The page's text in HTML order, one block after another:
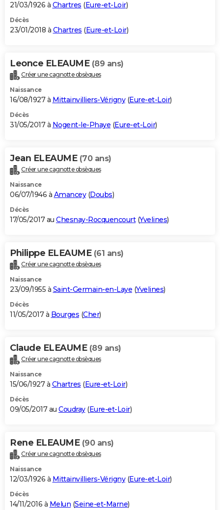
21/03/1926 à Chartres (Eure-et-Loir)
Décès
23/01/2018 à Chartres (Eure-et-Loir)
Leonce ELEAUME (89 ans)
Créer une cagnotte obsèques
Naissance
16/08/1927 à Mittainvilliers-Vérigny(Eure-et-Loir)
Décès
31/05/2017 à Nogent-le-Phaye (Eure-et-Loir)
Jean ELEAUME (70 ans)
Créer une cagnotte obsèques
Naissance
06/07/1946 à Amancey(Doubs)
Décès
17/05/2017 au Chesnay-Rocquencourt(Yvelines)
Philippe ELEAUME (61 ans)
Créer une cagnotte obsèques
Naissance
23/09/1955 à Saint-Germain-en-Laye (Yvelines)
Décès
11/05/2017 à Bourges (Cher)
Claude ELEAUME (89 ans)
Créer une cagnotte obsèques
Naissance
15/06/1927 à Chartres (Eure-et-Loir)
Décès
09/05/2017 au Coudray(Eure-et-Loir)
Rene ELEAUME (90 ans)
Créer une cagnotte obsèques
Naissance
12/03/1926 à Mittainvilliers-Vérigny(Eure-et-Loir)
Décès
14/11/2016 à Melun (Seine-et-Marne)